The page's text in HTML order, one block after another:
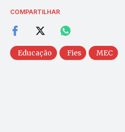
COMPARTILHAR
Educação Fies MEC